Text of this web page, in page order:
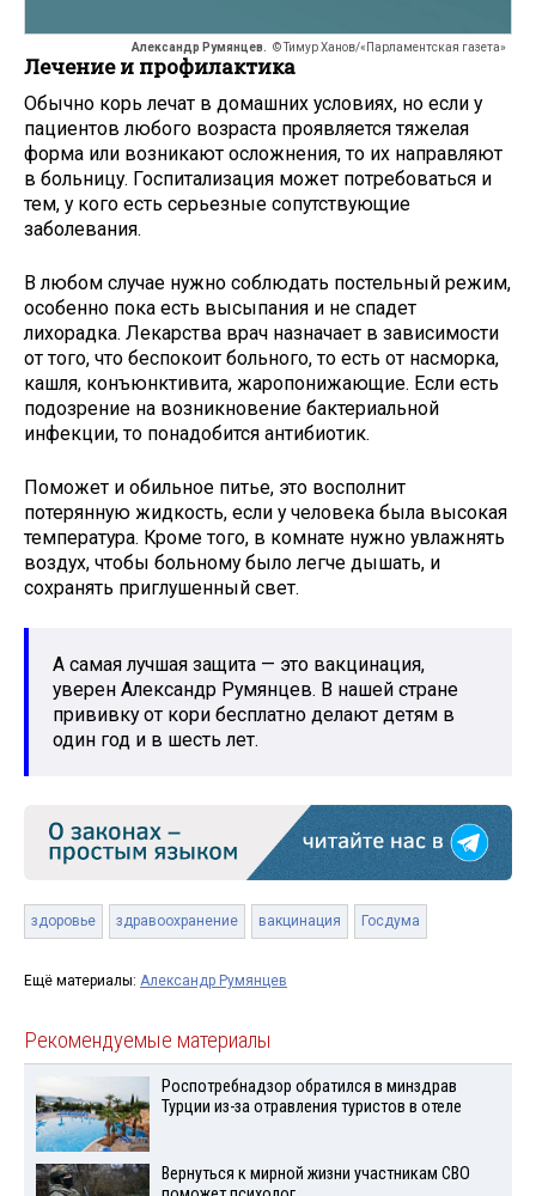
Александр Румянцев. © Тимур Ханов/«Парламентская газета»
Лечение и профилактика
Обычно корь лечат в домашних условиях, но если у
пациентов любого возраста проявляется тяжелая
форма или возникают осложнения, то их направляют
в больницу. Госпитализация может потребоваться и
тем, у кого есть серьезные сопутствующие
заболевания.
В любом случае нужно соблюдать постельный режим,
особенно пока есть высыпания и не спадет
лихорадка. Лекарства врач назначает в зависимости
от того, что беспокоит больного, то есть от насморка,
кашля, конъюнктивита, жаропонижающие. Если есть
подозрение на возникновение бактериальной
инфекции, то понадобится антибиотик.
Поможет и обильное питье, это восполнит
потерянную жидкость, если у человека была высокая
температура. Кроме того, в комнате нужно увлажнять
воздух, чтобы больному было легче дышать, и
сохранять приглушенный свет.
А самая лучшая защита — это вакцинация,
уверен Александр Румянцев. В нашей стране
прививку от кори бесплатно делают детям в
один год и в шесть лет.
здоровье здравоохранение вакцинация Госдума
Ещё материалы: Александр Румянцев
Рекомендуемые материалы
Роспотребнадзор обратился в минздрав
Турции из-за отравления туристов в отеле
Вернуться к мирной жизни участникам СВО